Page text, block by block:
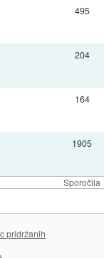
Sporočila
495
204
164
1905
pridržanih